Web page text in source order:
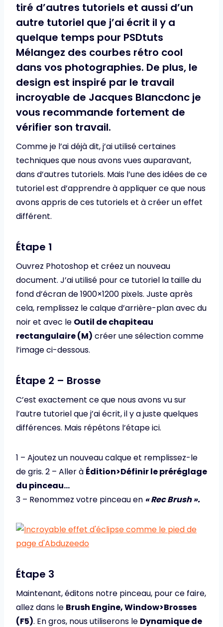
tiré d’autres tutoriels et aussi d’un
autre tutoriel que j’ai écrit il y a
quelque temps pour PSDtuts
Mélangez des courbes rétro cool
dans vos photographies. De plus, le
design est inspiré par le travail
incroyable de Jacques Blancdonc je
vous recommande fortement de
vérifier son travail.
Comme je l’ai déjà dit, j’ai utilisé certaines
techniques que nous avons vues auparavant,
dans d’autres tutoriels. Mais l’une des idées de ce
tutoriel est d’apprendre à appliquer ce que nous
avons appris de ces tutoriels et à créer un effet
différent.
Étape 1
Ouvrez Photoshop et créez un nouveau
document. J’ai utilisé pour ce tutoriel la taille du
fond d’écran de 1900×1200 pixels. Juste après
cela, remplissez le calque d’arrière-plan avec du
noir et avec le Outil de chapiteau
rectangulaire (M) créer une sélection comme
l’image ci-dessous.
Étape 2 – Brosse
C’est exactement ce que nous avons vu sur
l’autre tutoriel que j’ai écrit, il y a juste quelques
différences. Mais répétons l’étape ici.
1 – Ajoutez un nouveau calque et remplissez-le
de gris. 2 – Aller à Édition>Définir le préréglage
du pinceau…
3 – Renommez votre pinceau en « Rec Brush ».
Étape 3
Maintenant, éditons notre pinceau, pour ce faire,
allez dans le Brush Engine, Window>Brosses
(F5). En gros, nous utiliserons le Dynamique de